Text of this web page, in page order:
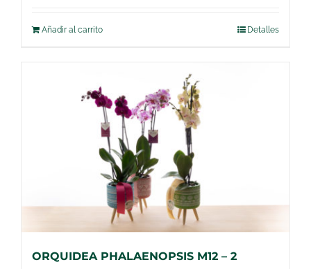
Añadir al carrito Detalles
ORQUIDEA PHALAENOPSIS M12 – 2